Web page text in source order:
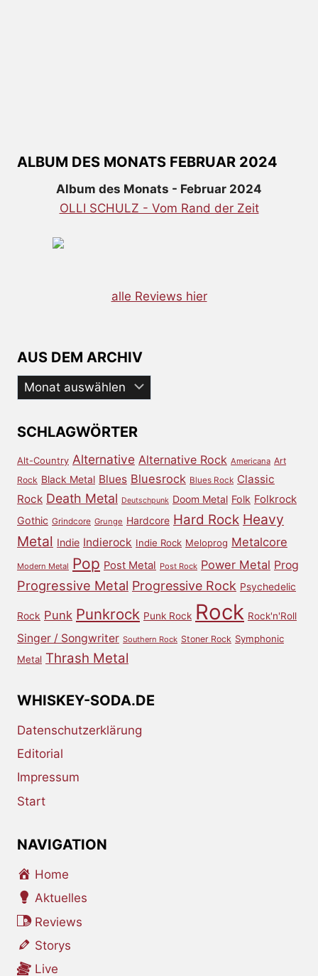
ALBUM DES MONATS FEBRUAR 2024
Album des Monats - Februar 2024
OLLI SCHULZ - Vom Rand der Zeit
alle Reviews hier
AUS DEM ARCHIV
Aus
dem
SCHLAGWÖRTER
Alt-Country Alternative Alternative Rock Americana Art
Rock Black Metal Blues Bluesrock Blues Rock Classic
Rock Death Metal Deutschpunk Doom Metal Folk Folkrock
Gothic Grindcore Grunge Hardcore Hard Rock Heavy
Metal Indie Indierock Indie Rock Meloprog Metalcore
Modern Metal Pop Post Metal Post Rock Power Metal Prog
Progressive Metal Progressive Rock Psychedelic
Rock Punk Punkrock Punk Rock Rock Rock'n'Roll
Singer / Songwriter Southern Rock Stoner Rock Symphonic
Metal Thrash Metal
WHISKEY-SODA.DE
Datenschutzerklärung
Editorial
Impressum
Start
NAVIGATION
Home
Aktuelles
Reviews
Storys
Live